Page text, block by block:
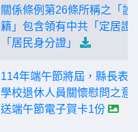
關係條例第26條所稱之「設
籍」包含領有中共「定居證
「居民身分證」
114年端午節將屆，縣長表
學校退休人員關懷慰問之意
送端午節電子賀卡1份